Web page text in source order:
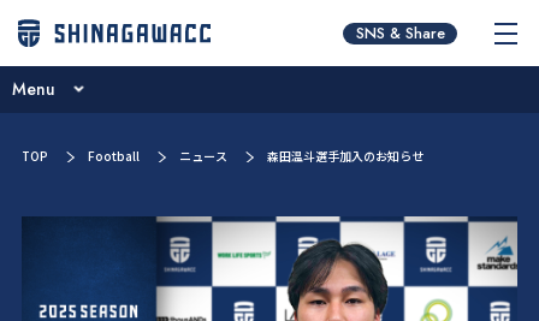
チームコンセプト
ブログ
ニュース
試合日程･結果
選手／スタッフ紹介
SNS & Share
Menu
TOP Football ニュース 森田温斗選手加入のお知らせ